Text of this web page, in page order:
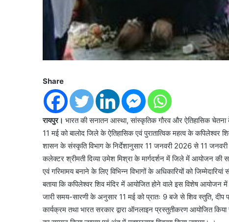
Share
रायपुर। भारत की सनातन आस्था, सांस्कृतिक गौरव और ऐतिहासिक
11 मई को बालोद जिले के ऐतिहासिक एवं पुरातात्विक महत्व के कपिलेश्वर
शासन के संस्कृति विभाग के निर्देशानुसार 11 जनवरी 2026 से 11
कलेक्टर श्रीमती दिव्या उमेश मिश्रा के मार्गदर्शन में जिले में आयोजन की
एवं गरिमामय बनाने के लिए विभिन्न विभागों के अधिकारियों को
बताया कि कपिलेश्वर शिव मंदिर में आयोजित होने वाले इस विशेष आयोजन
जारी समय-सारणी के अनुसार 11 मई को प्रातः 9 बजे से शिव स्तुति, दीप
कार्यक्रम तथा भारत सरकार द्वारा ऑनलाइन प्रस्तुतीकरण आयोजित किया